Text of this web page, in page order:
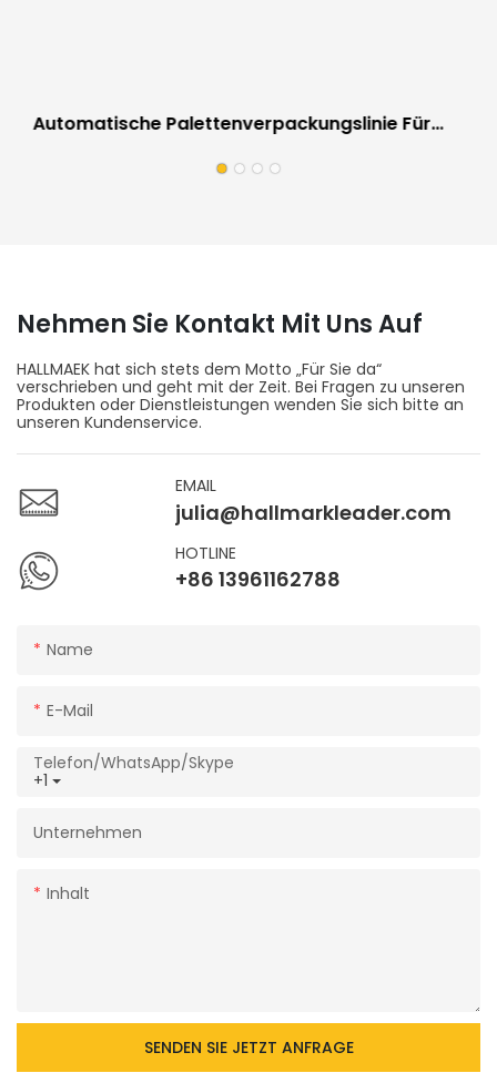
Automatische Palettenverpackungslinie Für
Nehmen Sie Kontakt Mit Uns Auf
HALLMAEK hat sich stets dem Motto „Für Sie da“
verschrieben und geht mit der Zeit. Bei Fragen zu unseren
Produkten oder Dienstleistungen wenden Sie sich bitte an
unseren Kundenservice.
EMAIL
julia@hallmarkleader.com
HOTLINE
+86 13961162788
Name
E-Mail
+1
Telefon/WhatsApp/Skype
Unternehmen
Inhalt
SENDEN SIE JETZT ANFRAGE